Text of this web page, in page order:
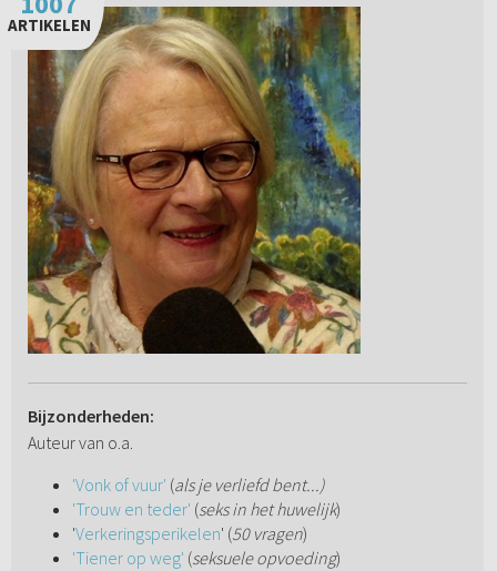
ARTIKELEN
Bijzonderheden:
Auteur van o.a.
'Vonk of vuur' (als je verliefd bent...)
'Trouw en teder' (seks in het huwelijk)
'Verkeringsperikelen' (50 vragen)
'Tiener op weg' (seksuele opvoeding)